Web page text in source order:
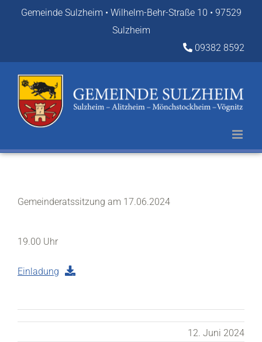
Gemeinde Sulzheim • Wilhelm-Behr-Straße 10 • 97529
Sulzheim
09382 8592
Gemeinderatssitzung am 17.06.2024
19.00 Uhr
Einladung
12. Juni 2024